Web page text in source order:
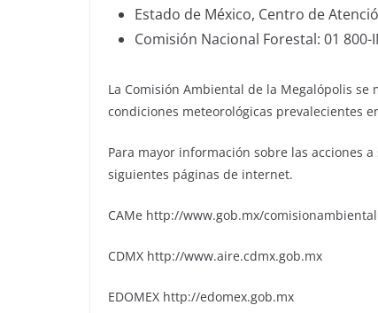
Estado de México, Centro de
Comisión Nacional Forestal: 01 800-
La Comisión Ambiental de la Megalópolis
condiciones meteorológicas prevalecientes
Para mayor información sobre las acciones
siguientes páginas de internet.
CAMe http://www.gob.mx/comisionambiental
CDMX http://www.aire.cdmx.gob.mx
EDOMEX http://edomex.gob.mx